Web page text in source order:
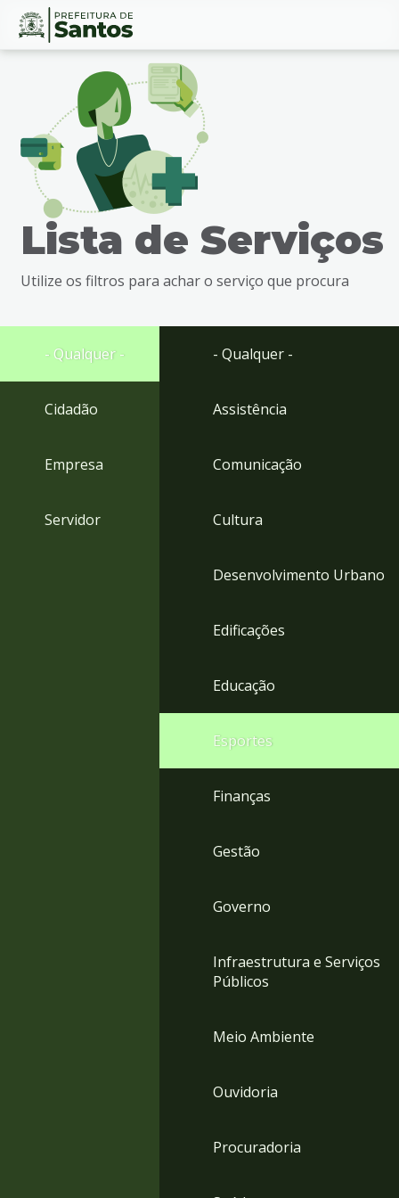
Ir
busca
Ir
rodapé
Conteúdo
Lista de Serviços
Utilize os filtros para achar o serviço que procura
- Qualquer -
Cidadão
Empresa
Servidor
- Qualquer -
Assistência
Comunicação
Cultura
Desenvolvimento Urbano
Edificações
Educação
Esportes
Finanças
Gestão
Governo
Infraestrutura e Serviços
Públicos
Meio Ambiente
Ouvidoria
Procuradoria